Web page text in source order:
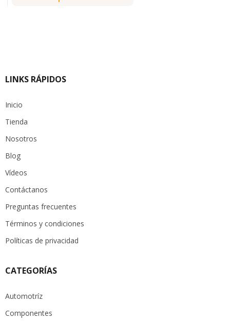
LINKS RÁPIDOS
Inicio
Tienda
Nosotros
Blog
Vídeos
Contáctanos
Preguntas frecuentes
Términos y condiciones
Políticas de privacidad
CATEGORÍAS
Automotríz
Componentes